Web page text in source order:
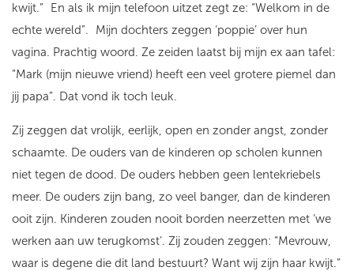
kwijt.” En als ik mijn telefoon uitzet zegt ze: “Welkom in de
echte wereld”.
Mijn dochters zeggen ‘poppie’ over hun
vagina. Prachtig woord. Ze zeiden laatst bij mijn ex aan tafel:
“Mark (mijn nieuwe vriend) heeft een veel grotere piemel dan
jij papa”. Dat vond ik toch leuk.
Zij zeggen dat vrolijk, eerlijk, open en zonder angst, zonder
schaamte. De ouders van de kinderen op scholen kunnen
niet tegen de dood. De ouders hebben geen lentekriebels
meer. De ouders zijn bang, zo veel banger, dan de kinderen
ooit zijn. Kinderen zouden nooit borden neerzetten met ‘we
werken aan uw terugkomst’. Zij zouden zeggen: “Mevrouw,
waar is degene die dit land bestuurt? Want wij zijn haar kwijt.”